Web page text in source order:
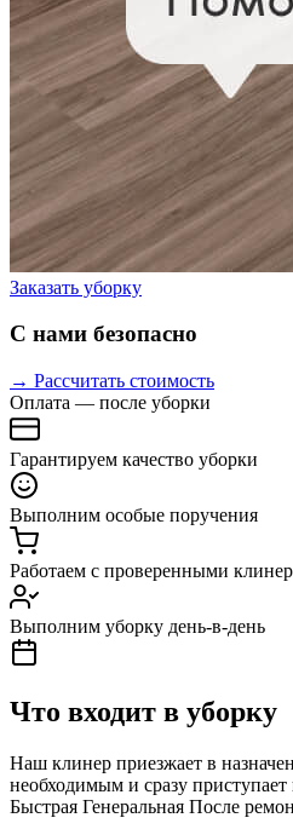
Заказать уборку
С нами безопасно
→ Рассчитать стоимость
Оплата — после уборки
Гарантируем качество уборки
Выполним особые поручения
Работаем с проверенными
Выполним уборку день-в-день
Что входит в уборку
Наш клинер приезжает в
необходимым и сразу приступает
Быстрая Генеральная После